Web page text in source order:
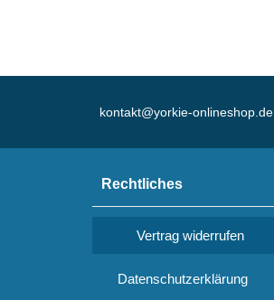
kontakt@yorkie-onlineshop.de
Rechtliches
Vertrag widerrufen
Datenschutzerklärung